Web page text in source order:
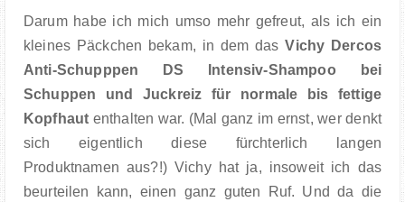
Darum habe ich mich umso mehr gefreut, als ich ein
kleines Päckchen bekam, in dem dasVichy Dercos
Anti-Schupppen DS Intensiv-Shampoo bei
Schuppen und Juckreiz für normale bis fettige
Kopfhaut enthalten war. (Mal ganz im ernst, wer denkt
sich eigentlich diese fürchterlich langen
Produktnamen aus?!) Vichy hat ja, insoweit ich das
beurteilen kann, einen ganz guten Ruf. Und da die